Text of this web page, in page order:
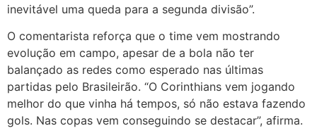
inevitável uma queda para a segunda divisão”.
O comentarista reforça que o time vem mostrando
evolução em campo, apesar de a bola não ter
balançado as redes como esperado nas últimas
partidas pelo Brasileirão. “O Corinthians vem jogando
melhor do que vinha há tempos, só não estava fazendo
gols. Nas copas vem conseguindo se destacar”, afirma.